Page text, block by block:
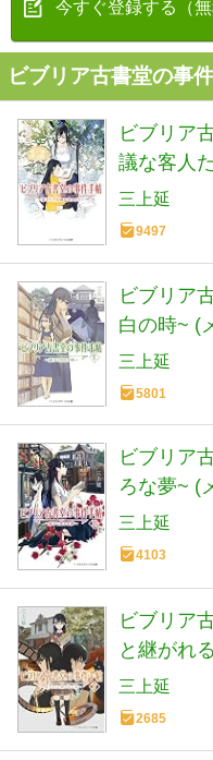
今すぐ登録する（無
ビブリア古書堂の事
ビブリア
議な客人
三上延
9497
ビブリア
白の時~ (
三上延
5801
ビブリア
ろな夢~ (
三上延
4103
ビブリア
と継がれ
三上延
2685